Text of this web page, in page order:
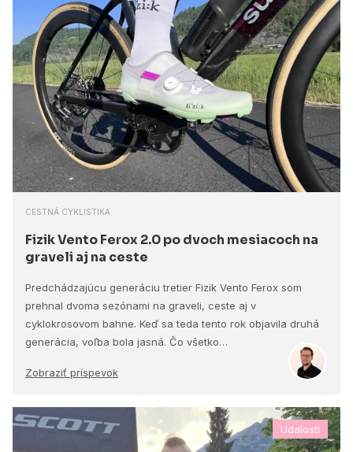
CESTNÁ CYKLISTIKA
Fizik Vento Ferox 2.0 po dvoch mesiacoch na
graveli aj na ceste
Predchádzajúcu generáciu tretier Fizik Vento Ferox som
prehnal dvoma sezónami na graveli, ceste aj v
cyklokrosovom bahne. Keď sa teda tento rok objavila druhá
generácia, voľba bola jasná. Čo všetko…
Zobraziť príspevok
Udalosti